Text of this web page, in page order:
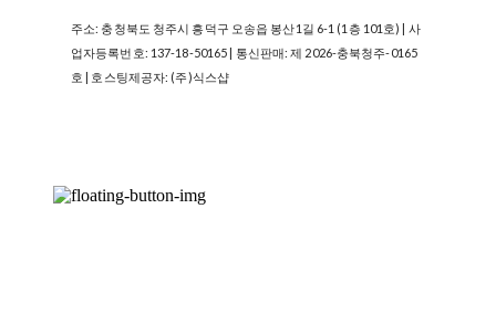
주소: 충청북도 청주시 흥덕구 오송읍 봉산1길 6-1 (1층 101호) | 사
업자등록번호: 137-18-50165 | 통신판매:제 2026-충북청주-0165
호 | 호스팅제공자: (주)식스샵